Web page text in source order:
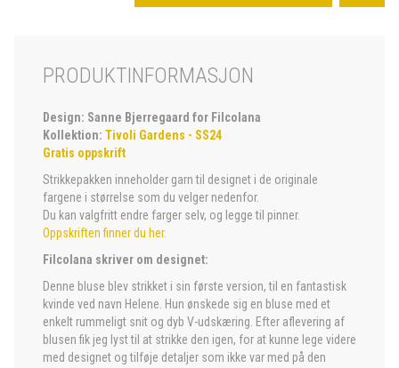
PRODUKTINFORMASJON
Design: Sanne Bjerregaard for Filcolana
Kollektion: Tivoli Gardens - SS24
Gratis oppskrift
Strikkepakken inneholder garn til designet i de originale
fargene i størrelse som du velger nedenfor.
Du kan valgfritt endre farger selv, og legge til pinner.
Oppskriften finner du her.
Filcolana skriver om designet:
Denne bluse blev strikket i sin første version, til en fantastisk
kvinde ved navn Helene. Hun ønskede sig en bluse med et
enkelt rummeligt snit og dyb V-udskæring. Efter aflevering af
blusen fik jeg lyst til at strikke den igen, for at kunne lege videre
med designet og tilføje detaljer som ikke var med på den